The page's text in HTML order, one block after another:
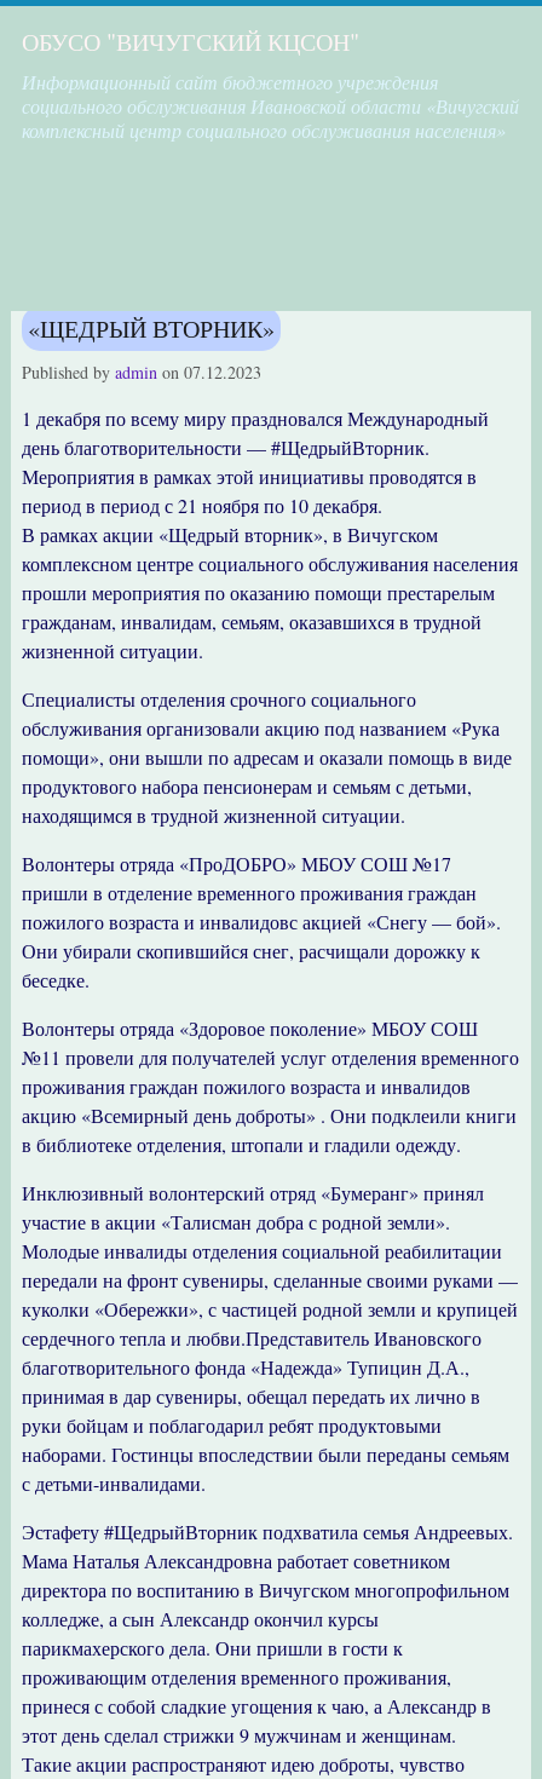
ОБУСО "ВИЧУГСКИЙ КЦСОН"
Информационный сайт бюджетного учреждения
социального обслуживания Ивановской области «Вичугский
комплексный центр социального обслуживания населения»
«ЩЕДРЫЙ ВТОРНИК»
Published by adminon 07.12.2023
1 декабря по всему миру праздновался Международный
день благотворительности — #ЩедрыйВторник.
Мероприятия в рамках этой инициативы проводятся в
период в период с 21 ноября по 10 декабря.
В рамках акции «Щедрый вторник», в Вичугском
комплексном центре социального обслуживания населения
прошли мероприятия по оказанию помощи престарелым
гражданам, инвалидам, семьям, оказавшихся в трудной
жизненной ситуации.
Специалисты отделения срочного социального
обслуживания организовали акцию под названием «Рука
помощи», они вышли по адресам и оказали помощь в виде
продуктового набора пенсионерам и семьям с детьми,
находящимся в трудной жизненной ситуации.
Волонтеры отряда «ПроДОБРО» МБОУ СОШ №17
пришли в отделение временного проживания граждан
пожилого возраста и инвалидовс акцией «Снегу — бой».
Они убирали скопившийся снег, расчищали дорожку к
беседке.
Волонтеры отряда «Здоровое поколение» МБОУ СОШ
№11 провели для получателей услуг отделения временного
проживания граждан пожилого возраста и инвалидов
акцию «Всемирный день доброты» . Они подклеили книги
в библиотеке отделения, штопали и гладили одежду.
Инклюзивный волонтерский отряд «Бумеранг» принял
участие в акции «Талисман добра с родной земли».
Молодые инвалиды отделения социальной реабилитации
передали на фронт сувениры, сделанные своими руками —
куколки «Обережки», с частицей родной земли и крупицей
сердечного тепла и любви.Представитель Ивановского
благотворительного фонда «Надежда» Тупицин Д.А.,
принимая в дар сувениры, обещал передать их лично в
руки бойцам и поблагодарил ребят продуктовыми
наборами. Гостинцы впоследствии были переданы семьям
с детьми-инвалидами.
Эстафету #ЩедрыйВторник подхватила семья Андреевых.
Мама Наталья Александровна работает советником
директора по воспитанию в Вичугском многопрофильном
колледже, а сын Александр окончил курсы
парикмахерского дела. Они пришли в гости к
проживающим отделения временного проживания,
принеся с собой сладкие угощения к чаю, а Александр в
этот день сделал стрижки 9 мужчинам и женщинам.
Такие акции распространяют идею доброты, чувство